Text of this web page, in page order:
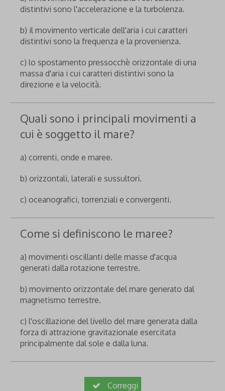
distintivi sono l'accelerazione e la turbolenza.
b) il movimento verticale dell'aria i cui caratteri
distintivi sono la frequenza e la provenienza.
c) lo spostamento pressocchè orizzontale di una
massa d'aria i cui caratteri distintivi sono la
direzione e la velocità.
Quali sono i principali movimenti a
cui è soggetto il mare?
a) correnti, onde e maree.
b) orizzontali, laterali e sussultori.
c) oceanografici, torrenziali e convergenti.
Come si definiscono le maree?
a) movimenti oscillanti delle masse d'acqua
generati dalla rotazione terrestre.
b) movimento orizzontale del mare generato dal
magnetismo terrestre.
c) l'oscillazione del livello del mare generata dalla
forza di attrazione gravitazionale esercitata
principalmente dal sole e dalla luna.
Correggi